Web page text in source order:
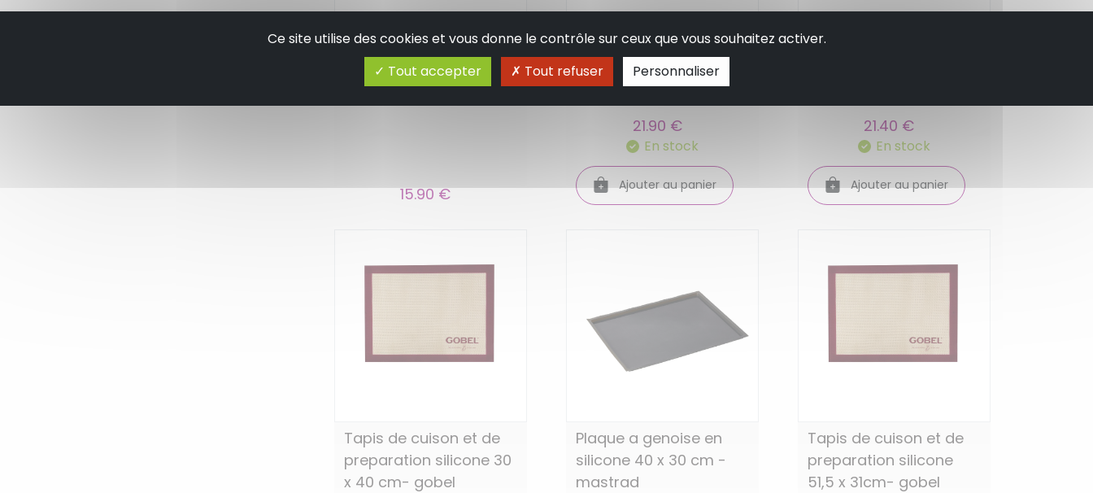
silicone magic buche
tressee 25 x 18 cm-
15.90 €
gradue en fibre de
verre et silicone 30 x 40
21.90 €
En stock
Ajouter au panier
mat eclair ou choux 30
21.40 €
En stock
Ajouter au panier
Tapis de cuison et de
preparation silicone 30
x 40 cm- gobel
Plaque a genoise en
silicone 40 x 30 cm -
mastrad
Tapis de cuison et de
preparation silicone
51,5 x 31cm- gobel
Ce site utilise des cookies et vous donne le contrôle sur ceux que vous souhaitez activer.
Tout accepter
Tout refuser Personnaliser